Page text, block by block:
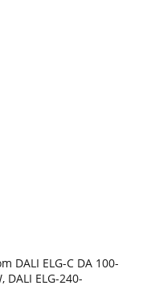
DALI ELG-C DA 100-
DALI ELG-240-